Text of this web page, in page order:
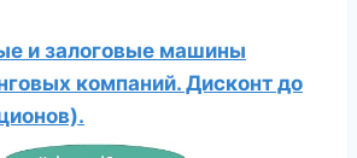
и залоговые машины
компаний. Дисконт до